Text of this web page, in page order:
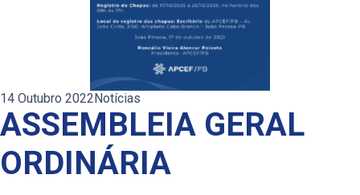
ASSEMBLEIA GERAL
ORDINÁRIA
14 Outubro 2022Notícias